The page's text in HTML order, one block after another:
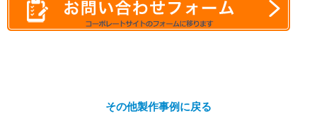
その他製作事例に戻る